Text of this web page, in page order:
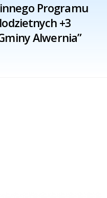
Programu
+3
Alwernia”